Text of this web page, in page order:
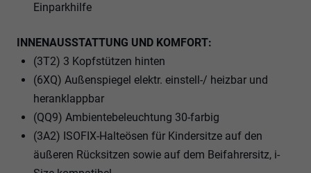
Einparkhilfe
INNENAUSSTATTUNG UND KOMFORT:
(3T2) 3 Kopfstützen hinten
(6XQ) Außenspiegel elektr. einstell-/ heizbar und
heranklappbar
(QQ9) Ambientebeleuchtung 30-farbig
(3A2) ISOFIX-Halteösen für Kindersitze auf den
äußeren Rücksitzen sowie auf dem Beifahrersitz, i-